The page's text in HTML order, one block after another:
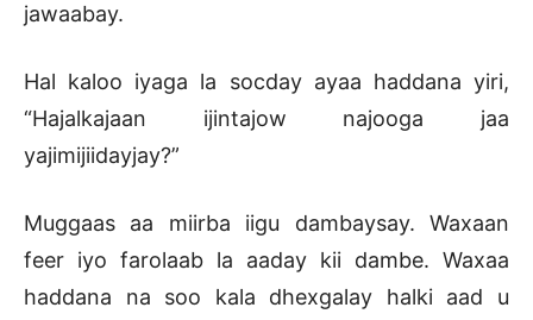
jawaabay.
Hal kaloo iyaga la socday ayaa haddana yiri,
“Hajalkajaan ijintajow najooga jaa
yajimijiidayjay?”
Muggaas aa miirba iigu dambaysay. Waxaan
feer iyo farolaab la aaday kii dambe. Waxaa
haddana na soo kala dhexgalay halki aad u